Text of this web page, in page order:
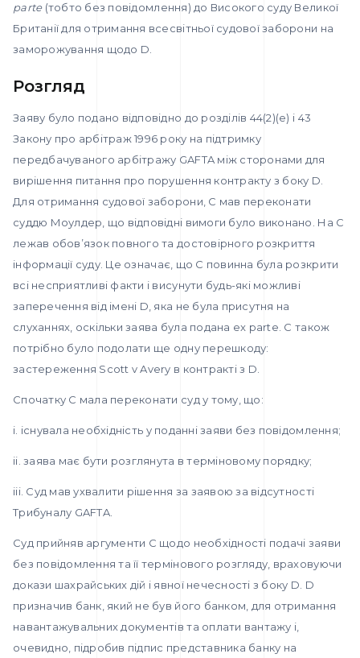
parte (тобто без повідомлення) до Високого суду Великої
Британії для отримання всесвітньої судової заборони на
заморожування щодо D.
Розгляд
Заяву було подано відповідно до розділів 44(2)(e) і 43
Закону про арбітраж 1996 року на підтримку
передбачуваного арбітражу GAFTA між сторонами для
вирішення питання про порушення контракту з боку D.
Для отримання судової заборони, С мав переконати
суддю Моулдер, що відповідні вимоги було виконано. На С
лежав обов’язок повного та достовірного розкриття
інформації суду. Це означає, що С повинна була розкрити
всі несприятливі факти і висунути будь-які можливі
заперечення від імені D, яка не була присутня на
слуханнях, оскільки заява була подана ex parte. С також
потрібно було подолати ще одну перешкоду:
застереження Scott v Avery в контракті з D.
Спочатку C мала переконати суд у тому, що:
i. існувала необхідність у поданні заяви без повідомлення;
ii. заява має бути розглянута в терміновому порядку;
iii. Суд мав ухвалити рішення за заявою за відсутності
Трибуналу GAFTA.
Суд прийняв аргументи С щодо необхідності подачі заяви
без повідомлення та її термінового розгляду, враховуючи
докази шахрайських дій і явної нечесності з боку D. D
призначив банк, який не був його банком, для отримання
навантажувальних документів та оплати вантажу і,
очевидно, підробив підпис представника банку на